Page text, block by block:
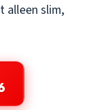
alleen slim,